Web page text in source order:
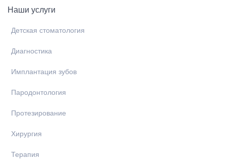
Наши услуги
Детская стоматология
Диагностика
Имплантация зубов
Пародонтология
Протезирование
Хирургия
Терапия